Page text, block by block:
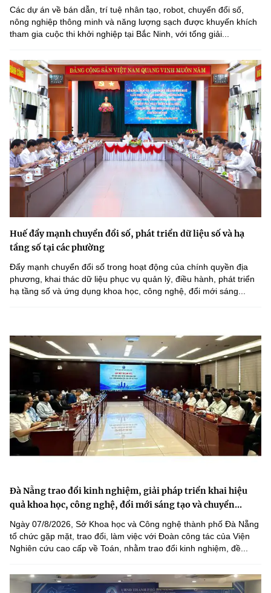
Các dự án về bán dẫn, trí tuệ nhân tạo, robot, chuyển đổi số,
nông nghiệp thông minh và năng lượng sạch được khuyến khích
tham gia cuộc thi khởi nghiệp tại Bắc Ninh, với tổng giải...
Huế đẩy mạnh chuyển đổi số, phát triển dữ liệu số và hạ
tầng số tại các phường
Đẩy mạnh chuyển đổi số trong hoạt động của chính quyền địa
phương, khai thác dữ liệu phục vụ quản lý, điều hành, phát triển
hạ tầng số và ứng dụng khoa học, công nghệ, đổi mới sáng...
Đà Nẵng trao đổi kinh nghiệm, giải pháp triển khai hiệu
quả khoa học, công nghệ, đổi mới sáng tạo và chuyển...
Ngày 07/8/2026, Sở Khoa học và Công nghệ thành phố Đà Nẵng
tổ chức gặp mặt, trao đổi, làm việc với Đoàn công tác của Viện
Nghiên cứu cao cấp về Toán, nhằm trao đổi kinh nghiệm, đề...